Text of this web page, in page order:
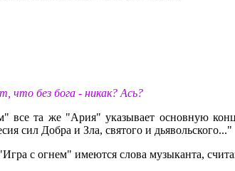
что без бога - никак? Ась?
все та же "Ария" указывает основную
сил Добра и Зла, святого и дьявольского..."
с огнем" имеются слова музыканта,